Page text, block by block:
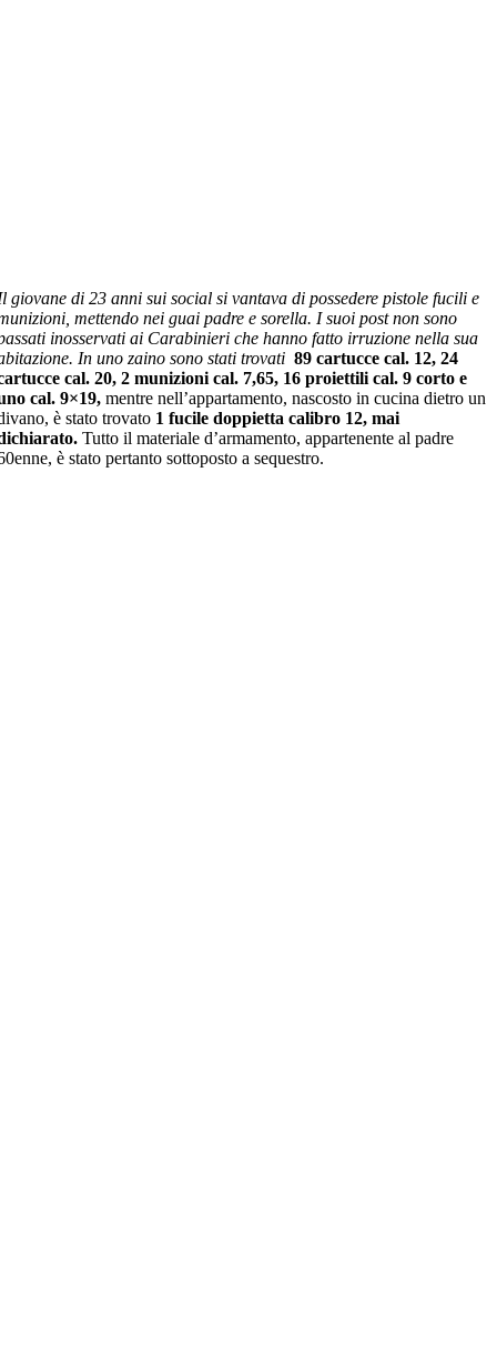
giovane di 23 anni sui social si vantava di possedere pistole fucili e
mettendo nei guai padre e sorella. I suoi post non sono
inosservati ai Carabinieri che hanno fatto irruzione nella sua
In uno zaino sono stati trovati 89 cartucce cal. 12, 24
cal. 20, 2 munizioni cal. 7,65, 16 proiettili cal. 9 corto e
cal. 9×19,mentre nell’appartamento, nascosto in cucina dietro un
è stato trovato 1 fucile doppietta calibro 12, mai
Tutto il materiale d’armamento, appartenente al padre
è stato pertanto sottoposto a sequestro.